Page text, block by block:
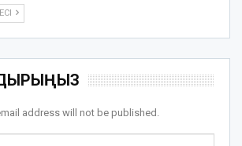
address will not be published.